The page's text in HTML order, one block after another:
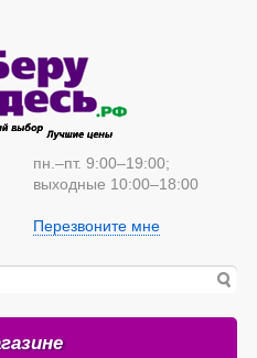
пн.–пт. 9:00–19:00;
выходные 10:00–18:00
Перезвоните мне